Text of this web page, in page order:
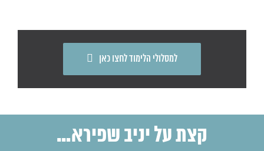
למסלולי הלימוד לחצו כאן
קצת על יניב שפירא…